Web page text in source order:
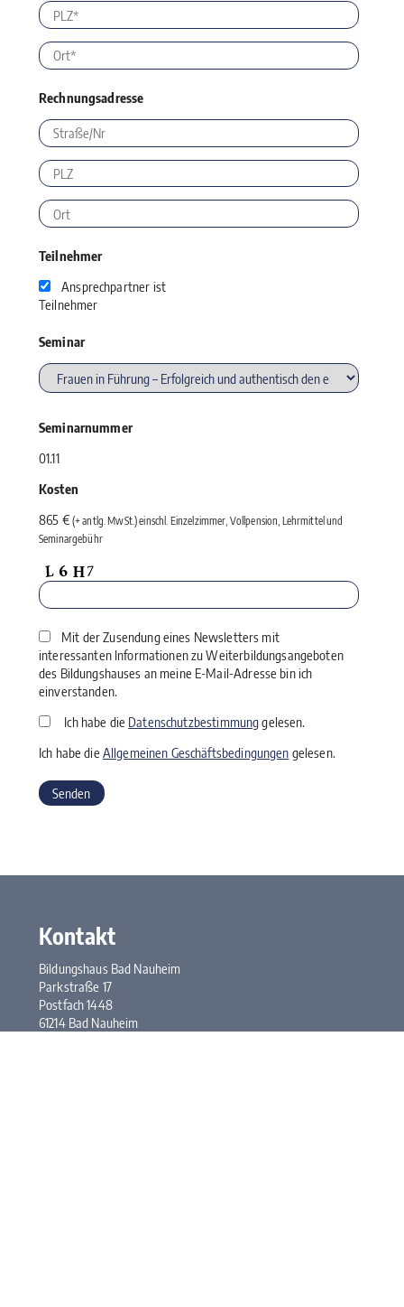
Rechnungsadresse
Teilnehmer
Ansprechpartner ist
Teilnehmer
Seminar
Seminarnummer
01.11
Kosten
865 € (+ antlg. MwSt.) einschl. Einzelzimmer, Vollpension, Lehrmittel und
Seminargebühr
Mit der Zusendung eines Newsletters mit
interessanten Informationen zu Weiterbildungsangeboten
des Bildungshauses an meine E-Mail-Adresse bin ich
einverstanden.
Ich habe die Datenschutzbestimmunggelesen.
Ich habe die Allgemeinen Geschäftsbedingungen gelesen.
Kontakt
Bildungshaus Bad Nauheim
Parkstraße 17
Postfach 1448
61214 Bad Nauheim